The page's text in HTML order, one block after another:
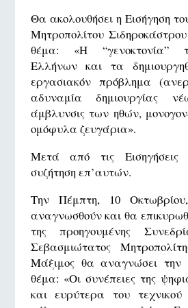
Θα ακολουθήσει η Εισήγηση
Μητροπολίτου
θέμα: «Η “γενοκτονία”
Ελλήνων και τα
εργασιακόν πρόβλημα
αδυναμία δημιουργίας
άμβλυνσις των ηθών,
ομόφυλα ζευγάρια».
Μετά από τις Εισηγήσεις
συζήτηση επ’αυτών.
Την Πέμπτη, 10
αναγνωσθούν και θα
της προηγουμένης
Σεβασμιώτατος
Μάξιμος θα αναγνώσει την
θέμα: «Οι συνέπειες της
και ευρύτερα του